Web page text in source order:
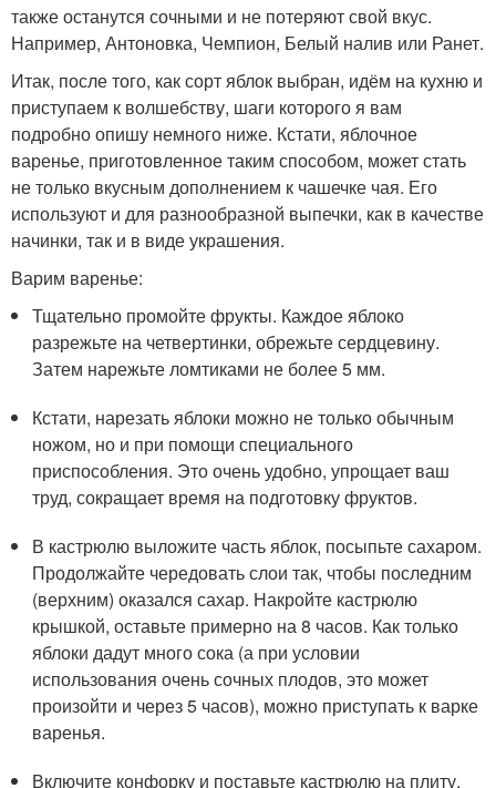
также останутся сочными и не потеряют свой вкус.
Например, Антоновка, Чемпион, Белый налив или Ранет.
Итак, после того, как сорт яблок выбран, идём на кухню и
приступаем к волшебству, шаги которого я вам
подробно опишу немного ниже. Кстати, яблочное
варенье, приготовленное таким способом, может стать
не только вкусным дополнением к чашечке чая. Его
используют и для разнообразной выпечки, как в качестве
начинки, так и в виде украшения.
Варим варенье:
Тщательно промойте фрукты. Каждое яблоко
разрежьте на четвертинки, обрежьте сердцевину.
Затем нарежьте ломтиками не более 5 мм.
Кстати, нарезать яблоки можно не только обычным
ножом, но и при помощи специального
приспособления. Это очень удобно, упрощает ваш
труд, сокращает время на подготовку фруктов.
В кастрюлю выложите часть яблок, посыпьте сахаром.
Продолжайте чередовать слои так, чтобы последним
(верхним) оказался сахар. Накройте кастрюлю
крышкой, оставьте примерно на 8 часов. Как только
яблоки дадут много сока (а при условии
использования очень сочных плодов, это может
произойти и через 5 часов), можно приступать к варке
варенья.
Включите конфорку и поставьте кастрюлю на плиту.